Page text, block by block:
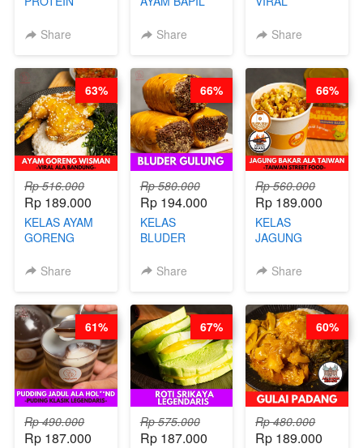
CHIPS -
RENDAH
KALORI
GLUTEN FREE
BY CHEF DITA
Share
SOP KALDU
CHEF
STEPHANIE
Share
ALA PRI*NG*N
Share
Rp 516.000
Rp 189.000
KELAS AYAM
GORENG
VIRAL ALA
STEPHANIE
Share
63%
Rp 580.000
Rp 194.000
KELAS
BLUDER
CHEF DITA
Share
66%
Rp 560.000
Rp 189.000
KELAS
JAGUNG
TAIWAN -
FOOD- BY
CHEF
STEPHANIE
Share
66%
Rp 490.000
Rp 187.000
61%
Rp 575.000
Rp 187.000
67%
Rp 480.000
Rp 189.000
60%